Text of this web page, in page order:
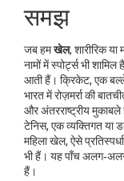
समझ
जब हमखेल, शारीरिक या
नामों मेंस्पोर्ट्सभी शामिल है
आती हैं। क्रिकेट, एक
भारत में रोज़मर्रा की
और अंतरराष्ट्रीय मुकाबले
टेनिस, एक व्यक्तिगत या
महिला खेल, ऐसे
भी हैं। यह पाँच
हैं।